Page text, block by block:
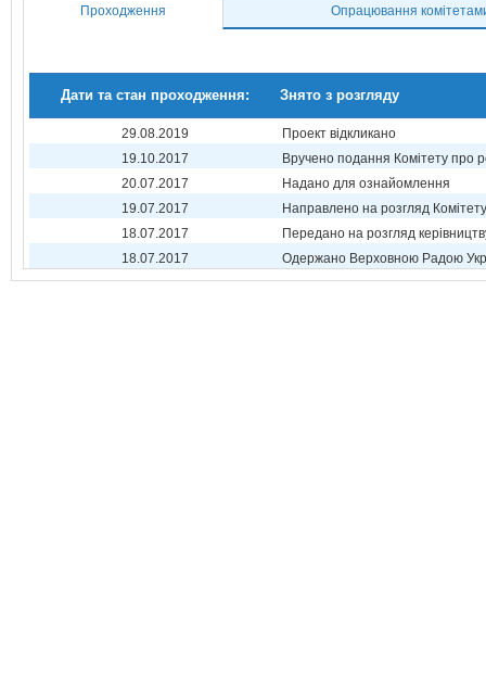
Проходження Опрацювання
Дати та стан проходження: Знято з розгляду
29.08.2019
Проект відкликано
19.10.2017
Вручено подання Комітету про
20.07.2017
Надано для ознайомлення
19.07.2017
Направлено на розгляд Комітету
18.07.2017
Передано на розгляд
18.07.2017
Одержано Верховною Радою